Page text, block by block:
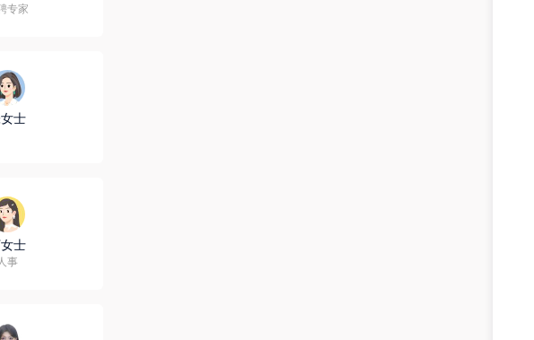
专家
士
士
事